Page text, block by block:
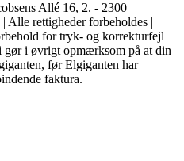
Allé 16, 2. - 2300
Alle rettigheder forbeholdes |
for tryk- og korrekturfejl
i øvrigt opmærksom på at din
før Elgiganten har
faktura.